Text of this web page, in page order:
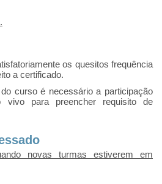
os quesitos frequência
a certificado.
curso é necessário a participação
para preencher requisito de
novas turmas estiverem em